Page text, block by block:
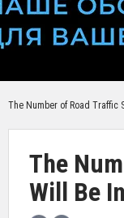
The Number of Road Traffic
The
Will Be